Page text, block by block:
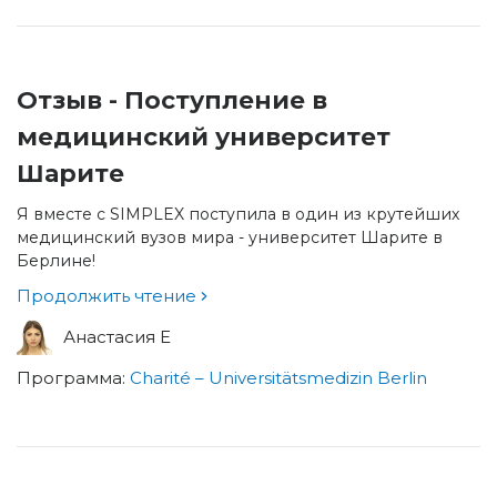
Отзыв - Поступление в
медицинский университет
Шарите
Я вместе с SIMPLEX поступила в один из крутейших
медицинский вузов мира - университет Шарите в
Берлине!
Продолжить чтение
Анастасия Е
Программа: Charité – Universitätsmedizin Berlin